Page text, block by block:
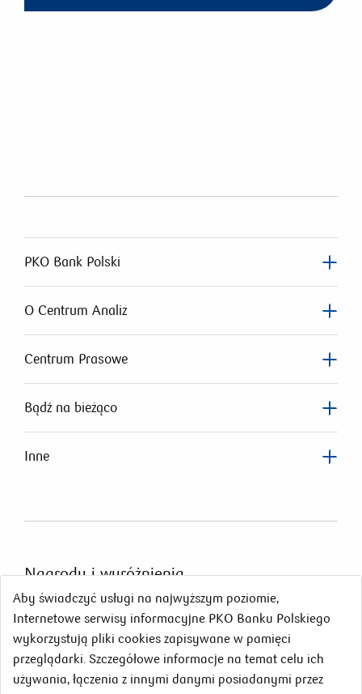
Aby świadczyć usługi na najwyższym poziomie,
Internetowe serwisy informacyjne PKO Banku Polskiego
wykorzystują pliki cookies zapisywane w pamięci
przeglądarki. Szczegółowe informacje na temat celu ich
używania, łączenia z innymi danymi posiadanymi przez
PKO Bank Polski
O Centrum Analiz
Centrum Prasowe
Bądź na bieżąco
Inne
Nagrodyi wyróżnienia